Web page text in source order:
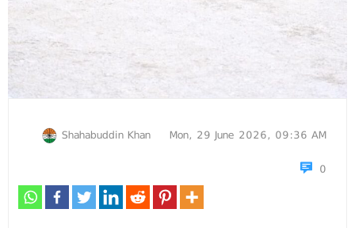
Shahabuddin Khan
Mon, 29 June 2026, 09:36 AM
0